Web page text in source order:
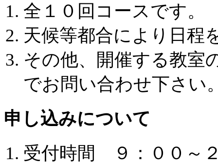
全１０回コースです。
天候等都合により日程
その他、開催する教室
でお問い合わせ下さい
申し込みについて
受付時間 ９：００～